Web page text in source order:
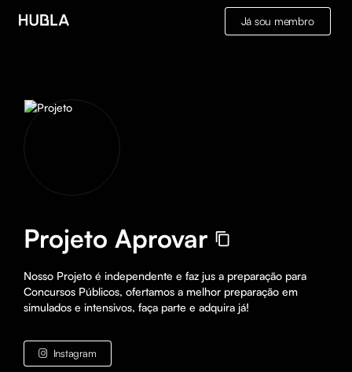
Já sou membro
Projeto Aprovar
Nosso Projeto é independente e faz jus a preparação para
Concursos Públicos, ofertamos a melhor preparação em
simulados e intensivos, faça parte e adquira já!
Instagram